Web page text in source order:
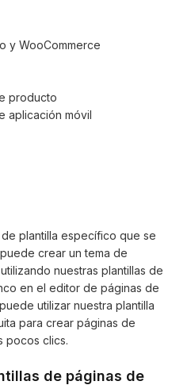
y WooCommerce
producto
aplicación móvil
plantilla específico que se
crear un tema de
nuestras plantillas de
en el editor de páginas de
utilizar nuestra plantilla
para crear páginas de
pocos clics.
de páginas de